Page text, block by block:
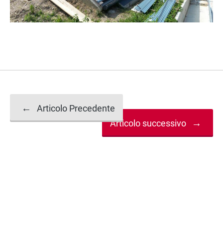
Navigazione
←
Articolo Precedente
Articolo successivo
→